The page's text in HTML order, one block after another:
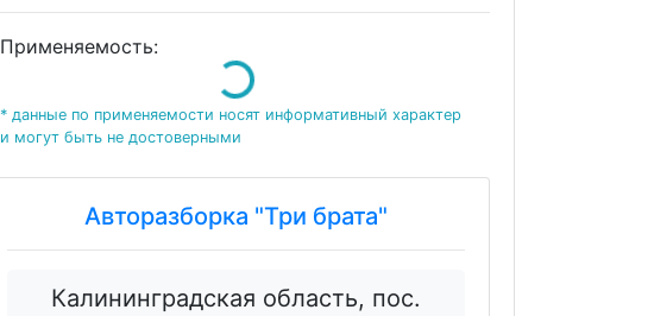
Применяемость:
Loading...
* данные по применяемости носят информативный характер
и могут быть не достоверными
Авторазборка "Три брата"
Калининградская область, пос.